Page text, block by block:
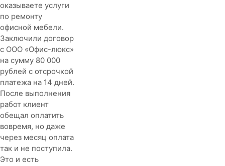
оказываете услуги
по ремонту
офисной мебели.
Заключили договор
с ООО «Офис-люкс»
на сумму 80 000
рублей с отсрочкой
платежа на 14 дней.
После выполнения
работ клиент
обещал оплатить
вовремя, но даже
через месяц оплата
так и не поступила.
Это и есть